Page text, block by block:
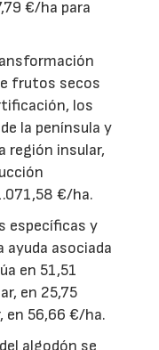
€/ha para
frutos secos
los
la península y
región insular,
€/ha.
específicas y
asociada
en 51,51
en 25,75
en 56,66 €/ha.
algodón se